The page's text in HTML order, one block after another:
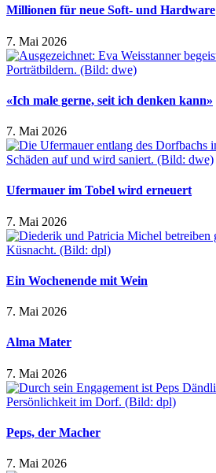
Millionen für neue Soft- und Hardware
7. Mai 2026
«Ich male gerne, seit ich denken kann»
7. Mai 2026
Ufermauer im Tobel wird erneuert
7. Mai 2026
Ein Wochenende mit Wein
7. Mai 2026
Alma Mater
7. Mai 2026
Peps, der Macher
7. Mai 2026